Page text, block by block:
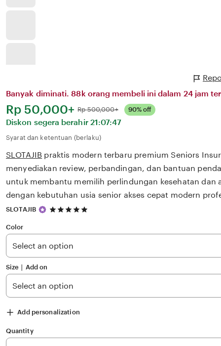
Banyak diminati. 88k orang membeli ini dalam 24 jam
Harga:
Rp 50,000+ Normal:
Rp 500,000+ 90% off
Diskon segera berahir 21:07:47
Syarat dan ketentuan (berlaku)
SLOTAJIB praktis modern terbaru premium Seniors
menyediakan review, perbandingan, dan bantuan
untuk membantu memilih perlindungan kesehatan dan
dengan kebutuhan usia senior akses cepat modern
SLOTAJIB
5
5
stars
Color
Size ∣ Add on
Add personalization
Quantity